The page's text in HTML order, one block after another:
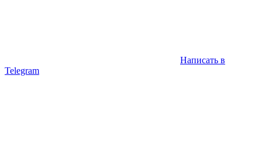
Написать в
Telegram